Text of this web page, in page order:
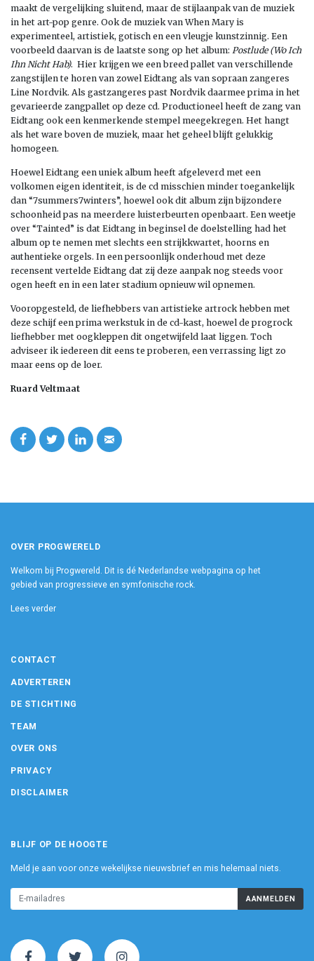
maakt de vergelijking sluitend, maar de stijlaanpak van de muziek
in het art-pop genre. Ook de muziek van When Mary is
experimenteel, artistiek, gotisch en een vleugje kunstzinnig. Een
voorbeeld daarvan is de laatste song op het album: Postlude (Wo Ich
Ihn Nicht Hab). Hier krijgen we een breed pallet van verschillende
zangstijlen te horen van zowel Eidtang als van sopraan zangeres
Line Nordvik. Als gastzangeres past Nordvik daarmee prima in het
gevarieerde zangpallet op deze cd. Productioneel heeft de zang van
Eidtang ook een kenmerkende stempel meegekregen. Het hangt
als het ware boven de muziek, maar het geheel blijft gelukkig
homogeen.
Hoewel Eidtang een uniek album heeft afgeleverd met een
volkomen eigen identiteit, is de cd misschien minder toegankelijk
dan “7summers7winters”, hoewel ook dit album zijn bijzondere
schoonheid pas na meerdere luisterbeurten openbaart. Een weetje
over “Tainted” is dat Eidtang in beginsel de doelstelling had het
album op te nemen met slechts een strijkkwartet, hoorns en
authentieke orgels. In een persoonlijk onderhoud met deze
recensent vertelde Eidtang dat zij deze aanpak nog steeds voor
ogen heeft en in een later stadium opnieuw wil opnemen.
Vooropgesteld, de liefhebbers van artistieke artrock hebben met
deze schijf een prima werkstuk in de cd-kast, hoewel de progrock
liefhebber met oogkleppen dit ongetwijfeld laat liggen. Toch
adviseer ik iedereen dit eens te proberen, een verrassing ligt zo
maar eens op de loer.
Ruard Veltmaat
OVER PROGWERELD
Welkom bij Progwereld. Dit is dé Nederlandse webpagina op het
gebied van progressieve en symfonische rock.
Lees verder
CONTACT
ADVERTEREN
DE STICHTING
TEAM
OVER ONS
PRIVACY
DISCLAIMER
BLIJF OP DE HOOGTE
Meld je aan voor onze wekelijkse nieuwsbrief en mis helemaal niets.
AANMELDEN